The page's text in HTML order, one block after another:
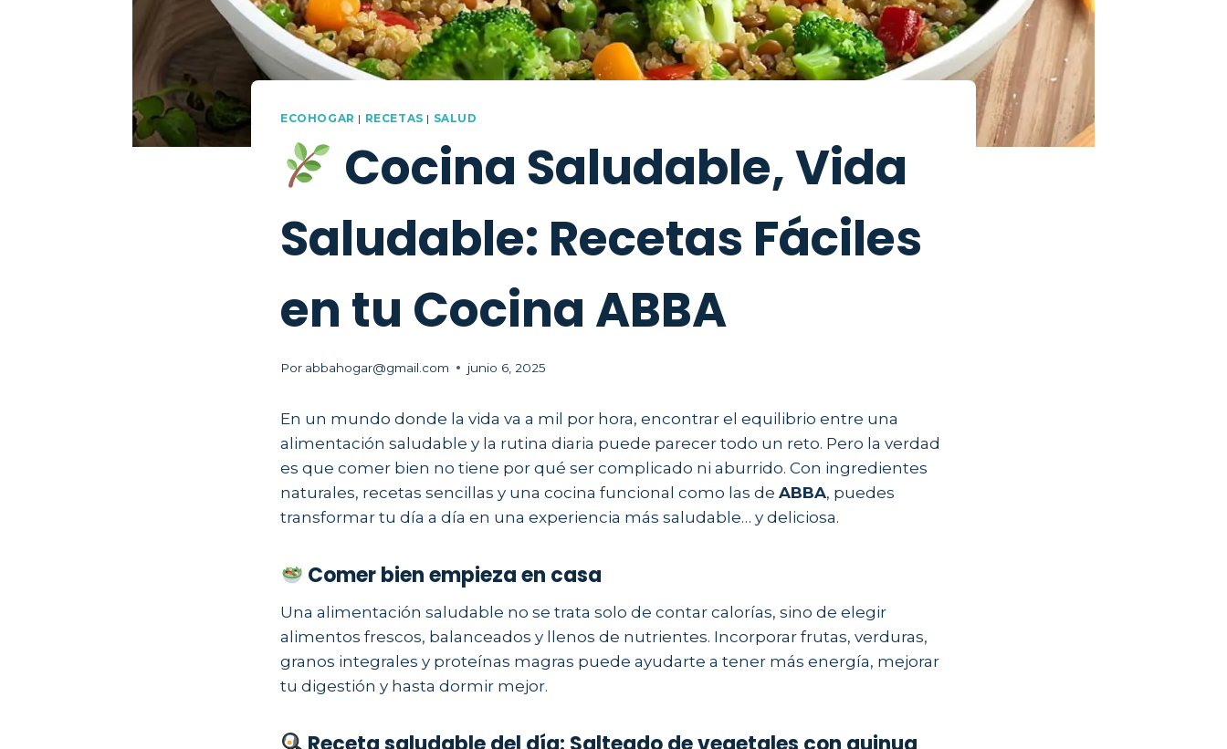
ECOHOGAR | RECETAS | SALUD
Cocina Saludable, Vida
Saludable: Recetas Fáciles
en tu Cocina ABBA
Por abbahogar@gmail.com junio 6, 2025
En un mundo donde la vida va a mil por hora, encontrar el equilibrio entre una
alimentación saludable y la rutina diaria puede parecer todo un reto. Pero la verdad
es que comer bien no tiene por qué ser complicado ni aburrido. Con ingredientes
naturales, recetas sencillas y una cocina funcional como las de ABBA, puedes
transformar tu día a día en una experiencia más saludable… y deliciosa.
Comer bien empieza en casa
Una alimentación saludable no se trata solo de contar calorías, sino de elegir
alimentos frescos, balanceados y llenos de nutrientes. Incorporar frutas, verduras,
granos integrales y proteínas magras puede ayudarte a tener más energía, mejorar
tu digestión y hasta dormir mejor.